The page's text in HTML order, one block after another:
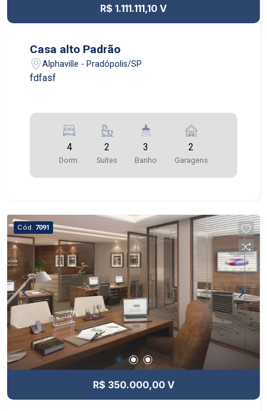
R$ 1.111.111,10 V
Casa alto Padrão
Alphaville - Pradópolis/SP
fdfasf
4
Dorm.
2
Suítes
3
Banho
2
Garagens
Cód. 7091
R$ 350.000,00 V